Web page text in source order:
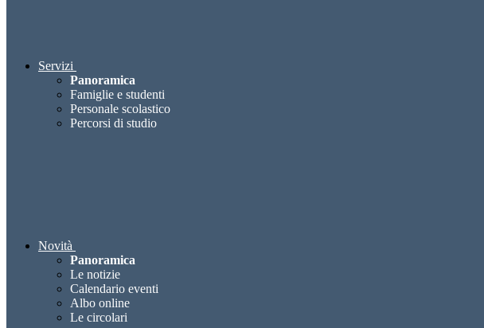
Servizi
Panoramica
Famiglie e studenti
Personale scolastico
Percorsi di studio
Novità
Panoramica
Le notizie
Calendario eventi
Albo online
Le circolari